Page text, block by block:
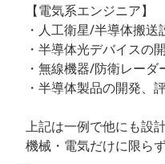
【電気系エンジニア】
・人工衛星/半導体搬
・半導体光デバイスの
・無線機器/防衛レー
・半導体製品の開発、
上記は一例で他にも設
機械・電気だけに限ら